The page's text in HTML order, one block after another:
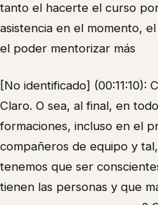
tanto el hacerte el curso
asistencia en el momento,
el poder mentorizar más
[No identificado] (00:11:10):
Claro. O sea, al final, en
formaciones, incluso en el
compañeros de equipo y
tenemos que ser
tienen las personas y que